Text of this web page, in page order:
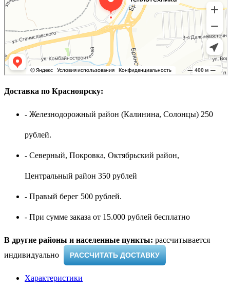
Доставка по Красноярску:
- Железнодорожный район (Калинина, Солонцы) 250
рублей.
- Северный, Покровка, Октябрьский район,
Центральный район 350 рублей
- Правый берег 500 рублей.
- При сумме заказа от 15.000 рублей бесплатно
В другие районы и населенные пункты: рассчитывается
индивидуально ​
РАССЧИТАТЬ ДОСТАВКУ
Характеристики